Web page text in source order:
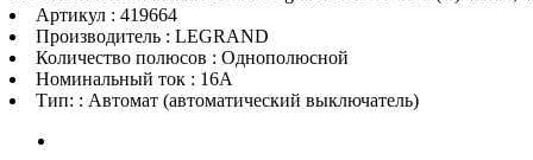
Артикул : 419664
Производитель : LEGRAND
Количество полюсов : Однополюсной
Номинальный ток : 16A
Тип: : Автомат (автоматический выключатель)